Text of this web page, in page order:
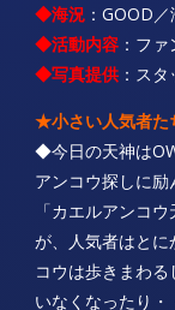
◆海況：GOOD／
◆活動内容：フ
◆写真提供：スタ
★小さい人気者
◆今日の天神は
アンコウ探しに
「カエルアンコ
が、人気者はと
コウは歩きまわ
いなくなったり